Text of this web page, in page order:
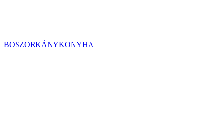
BOSZORKÁNYKONYHA